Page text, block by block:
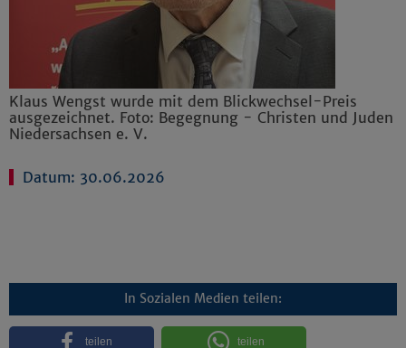
Klaus Wengst wurde mit dem Blickwechsel-Preis
ausgezeichnet. Foto: Begegnung - Christen und Juden
Niedersachsen e. V.
Datum: 30.06.2026
In Sozialen Medien teilen:
teilen teilen